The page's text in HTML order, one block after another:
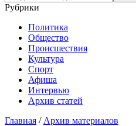
Рубрики
Политика
Общество
Проиcшествия
Культура
Спорт
Афиша
Интервью
Архив статей
Главная / Архив материалов